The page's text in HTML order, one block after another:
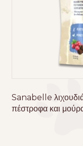
Sanabelle
πέστροφα και